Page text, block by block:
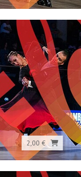
2,00 €